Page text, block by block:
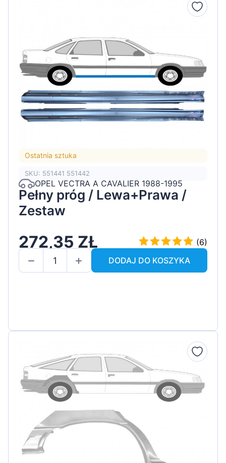
Ostatnia sztuka
SKU: 551441 551442
OPEL VECTRA A CAVALIER 1988-1995
Pełny próg / Lewa+Prawa /
Zestaw
272,35 ZŁ
(6)
DODAJ DO KOSZYKA